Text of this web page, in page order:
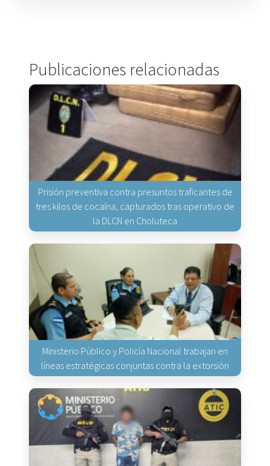
Publicaciones relacionadas
Prisión preventiva contra presuntos traficantes de
tres kilos de cocaína, capturados tras operativo de
la DLCN en Choluteca
Ministerio Público y Policía Nacional trabajan en
líneas estratégicas conjuntas contra la extorsión